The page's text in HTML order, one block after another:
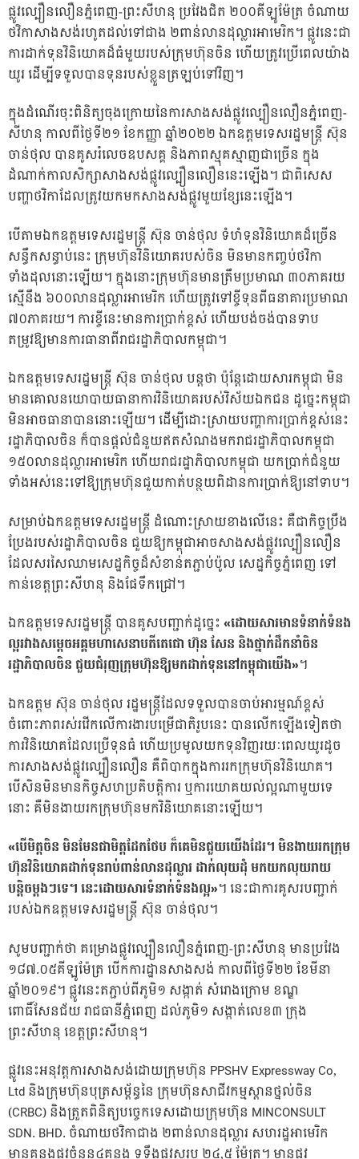
ផ្លូវល្បឿនលឿនភ្នំពេញ-ព្រះសីហនុ ប្រវែងជិត ២០០គីឡូម៉ែត្រ ចំណាយ
ថវិកាសាងសង់រហូតដល់ទៅជាង ២ពាន់លានដុល្លារអាមេរិក។ ផ្លូវនេះជា
ការដាក់ទុនវិនិយោគដ៏ធំមួយរបស់ក្រុមហ៊ុនចិន ហើយត្រូវប្រើពេលយ៉ាង
យូរ ដើម្បីទទួលបានទុនរបស់ខ្លួនត្រឡប់ទៅវិញ។
ក្នុងដំណើរចុះពិនិត្យចុងក្រោយនៃការសាងសង់ផ្លូវល្បឿនលឿនភ្នំពេញ-
សីហនុ កាលពីថ្ងៃទី២១ ខែកញ្ញា ឆ្នាំ២០២២ ឯកឧត្តមទេសរដ្ឋមន្ត្រី ស៊ុន
ចាន់ថុល បានគូសរំលេចឧបសគ្គ និងភាពស្មុគស្មាញជាច្រើន ក្នុង
ដំណាក់កាលសិក្សាសាងសង់ផ្លូវល្បឿនលឿននេះឡើង។ ជាពិសេស
បញ្ហាថវិកាដែលត្រូវយកមកសាងសង់ផ្លូវមួយខ្សែនេះឡើង។
បើតាមឯកឧត្តមទេសរដ្ឋមន្ត្រី ស៊ុន ចាន់ថុល ទំហំទុនវិនិយោគដ៏ច្រើន
សន្ធឹកសន្ធាប់នេះ ក្រុមហ៊ុនវិនិយោគរបស់ចិន មិនមានកញ្ចប់ថវិកា
ទាំងដុលនោះឡើយ។ ក្នុងនោះក្រុមហ៊ុនមានត្រឹមប្រមាណ ៣០ភាគរយ
ស្មើនឹង ៦០០លានដុល្លារអាមេរិក ហើយត្រូវទៅខ្ចីទុនពីធនាគារប្រមាណ
៧០ភាគរយ។ ការខ្ចីនេះមានការប្រាក់ខ្ពស់ ហើយបង់ចង់បានទាប
តម្រូវឱ្យមានការធានាពីរាជរដ្ឋាភិបាលកម្ពុជា។
ឯកឧត្តមទេសរដ្ឋមន្ត្រី ស៊ុន ចាន់ថុល បន្តថា ប៉ុន្តែដោយសារកម្ពុជា មិន
មានគោលនយោបាយធានាការវិនិយោគរបស់វិស័យឯកជន ដូច្នេះកម្ពុជា
មិនអាចធានាបាននោះឡើយ។ ដើម្បីដោះស្រាយបញ្ហាការប្រាក់ខ្ពស់នេះ
រដ្ឋាភិបាលចិន ក៏បានផ្តល់ជំនួយឥតសំណងមករាជរដ្ឋាភិបាលកម្ពុជា
១៥០លានដុល្លារអាមេរិក ហើយរាជរដ្ឋាភិបាលកម្ពុជា យកប្រាក់ជំនួយ
ទាំងអស់នេះទៅឱ្យក្រុមហ៊ុនជួយកាត់បន្ថយពិដានការប្រាក់ឱ្យនៅទាប។
សម្រាប់ឯកឧត្តមទេសរដ្ឋមន្ត្រី ដំណោះស្រាយខាងលើនេះ គឺជាកិច្ចប្រឹង
ប្រែងរបស់រដ្ឋាភិបាលចិន ជួយឱ្យកម្ពុជាអាចសាងសង់ផ្លូវល្បឿនលឿន
ដែលសរសៃឈាមសេដ្ឋកិច្ចដ៏សំខាន់តភ្ជាប់ប៉ូល សេដ្ឋកិច្ចភ្នំពេញ ទៅ
កាន់ខេត្តព្រះសីហនុ និងផែទឹកជ្រៅ។
ឯកឧត្តមទេសរដ្ឋមន្ត្រី បានគូសបញ្ជាក់ដូច្នេះ «ដោយសារមានទំនាក់ទំនង
ល្អរវាងសម្តេចអគ្គមហាសេនាបតីតេជោ ហ៊ុន សែន និងថ្នាក់ដឹកនាំចិន
រដ្ឋាភិបាលចិន ជួយជំរុញក្រុមហ៊ុនឱ្យមកដាក់ទុននៅកម្ពុជាយើង»។
ឯកឧត្តម ស៊ុន ចាន់ថុល រដ្ឋមន្ត្រីដែលទទួលបានចាប់អារម្មណ៍ខ្ពស់
ចំពោះភាពរស់រវើកលើការងារបម្រើជាតិរូបនេះ បានលើកឡើងទៀតថា
ការវិនិយោគដែលប្រើទុនធំ ហើយប្រមូលយកទុនវិញរយៈពេលយូរដូច
ការសាងសង់ផ្លូវល្បឿនលឿន គឺពិបាកក្នុងការរកក្រុមហ៊ុនវិនិយោគ។
បើសិនមិនមានកិច្ចសហប្រតិបត្តិការ ឬការយោគយល់ល្អណាមួយទេ
នោះ គឺមិនងាយរកក្រុមហ៊ុនមកវិនិយោគនោះឡើយ។
«បើមិត្តចិន មិនមែនជាមិត្តដែកថែប ក៏គេមិនជួយយើងដែរ។ មិនងាយរកក្រុម
ហ៊ុនវិនិយោគដាក់ទុនរាប់ពាន់លានដុល្លារ ដាក់លុយដុំ មកយកលុយរាយ
បន្តិចម្តងៗទេ។ នេះដោយសារទំនាក់ទំនងល្អ»។ នេះជាការគូសរបញ្ជាក់
របស់ឯកឧត្តមទេសរដ្ឋមន្ត្រី ស៊ុន ចាន់ថុល។
សូមបញ្ជាក់ថា គម្រោងផ្លូវល្បឿនលឿនភ្នំពេញ-ព្រះសីហនុ មានប្រវែង
១៨៧.០៥គីឡូម៉ែត្រ បើកការដ្ឋានសាងសង់ កាលពីថ្ងៃទី២២ ខែមីនា
ឆ្នាំ២០១៩។ ផ្លូវនេះតភ្ជាប់ពីភូមិ១ សង្កាត់ សំរោងក្រោម ខណ្ឌ
ពោធិ៍សែនជ័យ រាជធានីភ្នំពេញ ដល់ភូមិ១ សង្កាត់លេខ៣ ក្រុង
ព្រះសីហនុ ខេត្តព្រះសីហនុ។
ផ្លូវនេះអនុវត្តការសាងសង់ដោយក្រុមហ៊ុន PPSHV Expressway Co,
Ltd និងក្រុមហ៊ុនបុត្រសម្ព័ន្ធនៃ ក្រុមហ៊ុនសាជីវកម្មស្ពានថ្នល់ចិន
(CRBC) និងត្រួតពិនិត្យបច្ចេកទេសដោយក្រុមហ៊ុន MINCONSULT
SDN. BHD. ចំណាយថវិកាជាង ២ពាន់លានដុល្លារ សហរដ្ឋអាមេរិក